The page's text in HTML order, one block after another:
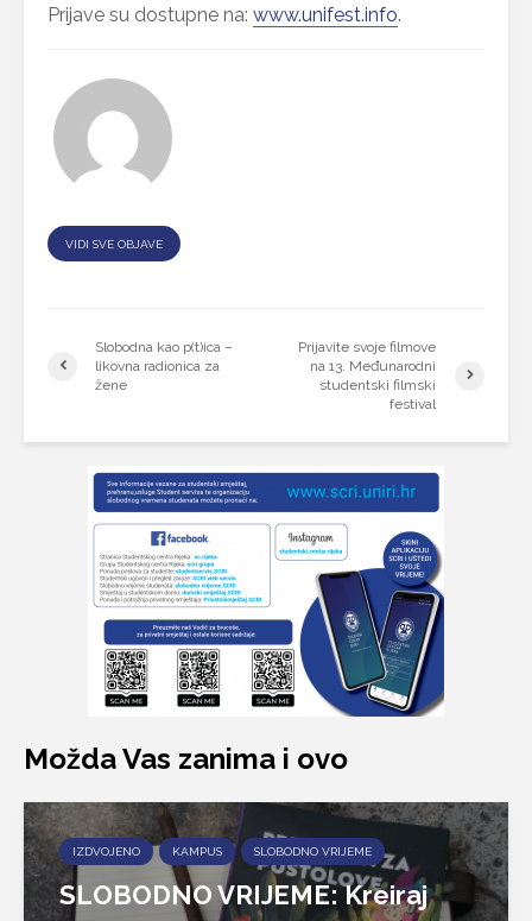
Prijave su dostupne na: www.unifest.info.
VIDI SVE OBJAVE
Slobodna kao p(t)ica –
likovna radionica za
žene
Prijavite svoje filmove
na 13. Međunarodni
studentski filmski
festival
Možda Vas zanima i ovo
IZDVOJENO KAMPUS SLOBODNO VRIJEME
SLOBODNO VRIJEME: Kreiraj